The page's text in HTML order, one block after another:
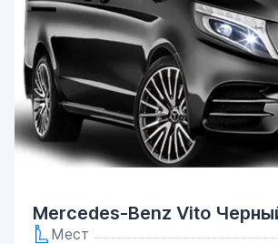
Mercedes-Benz Vito
Мест